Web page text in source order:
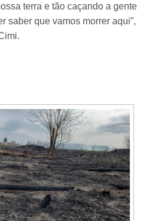
terra e tão caçando a gente
saber que vamos morrer aqui”,